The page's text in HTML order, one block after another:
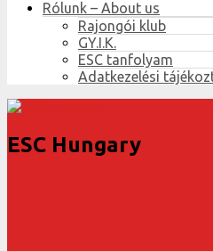
Rólunk – About us
Rajongói klub
GY.I.K.
ESC tanfolyam
Adatkezelési
ESC Hungary